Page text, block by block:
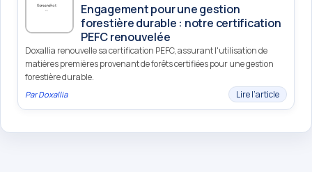
Engagement pour une gestion
forestière durable : notre certification
PEFC renouvelée
Doxallia renouvelle sa certification PEFC, assurant l'utilisation de
matières premières provenant de forêts certifiées pour une gestion
forestière durable.
ParDoxallia Lire l’article